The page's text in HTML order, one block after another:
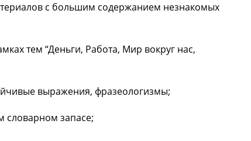
с большим содержанием незнакомых
тем “Деньги, Работа, Мир вокруг нас,
выражения, фразеологизмы;
словарном запасе;